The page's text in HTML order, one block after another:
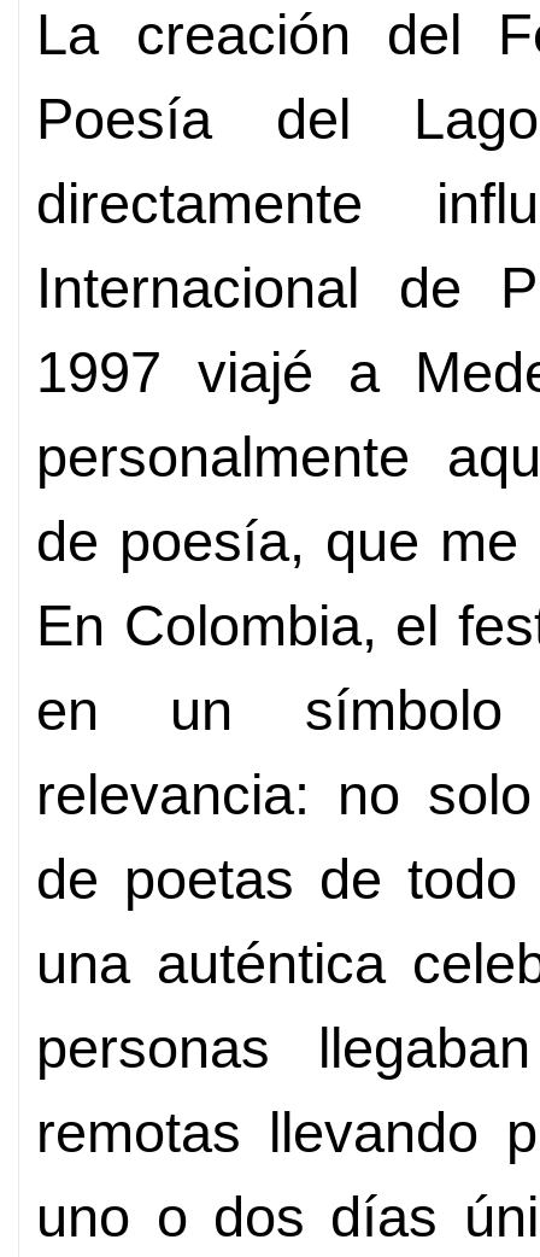
La creación del
Poesía del
directamente
Internacional de
1997 viajé a
personalmente
de poesía, que me
En Colombia, el
en un símbolo
relevancia: no
de poetas de
una auténtica
personas
remotas llevando
uno o dos días